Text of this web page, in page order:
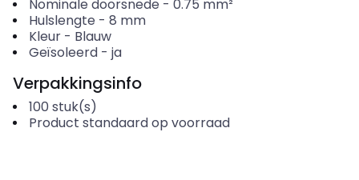
Nominale doorsnede - 0.75 mm²
Hulslengte - 8 mm
Kleur- Blauw
Geïsoleerd- ja
Verpakkingsinfo
100 stuk(s)
Product standaard op voorraad